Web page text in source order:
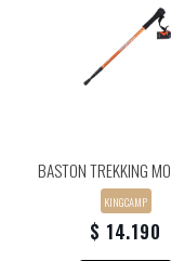
BASTON TREKKING
KINGCAMP
$ 14.190